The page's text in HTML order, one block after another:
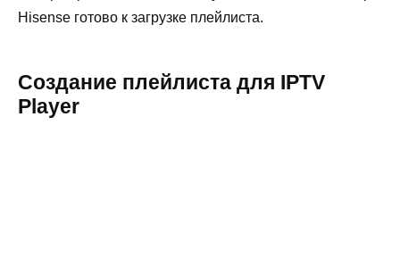
Hisense готово к загрузке плейлиста.
Создание плейлиста для IPTV
Player